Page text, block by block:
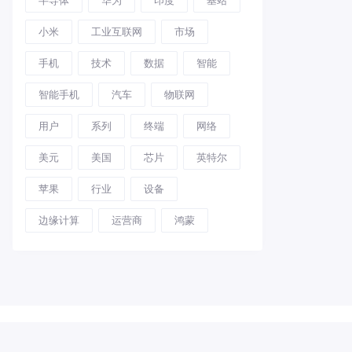
小米 工业互联网 市场
手机 技术 数据 智能
智能手机 汽车 物联网
用户 系列 终端 网络
美元 美国 芯片 英特尔
苹果 行业 设备
边缘计算 运营商 鸿蒙